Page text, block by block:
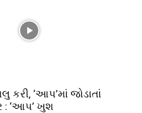
કરી, ‘આપ’માં જોડાતાં
: ‘આપ’ ખુશ